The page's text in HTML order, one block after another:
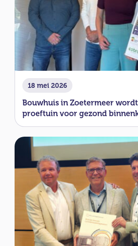
18 mei 2026
Bouwhuis in Zoetermeer
proeftuin voor gezond